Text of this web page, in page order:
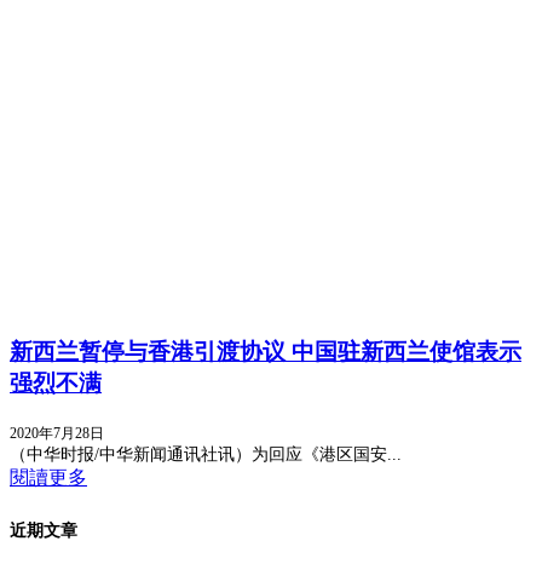
新西兰暂停与香港引渡协议 中国驻新西兰使馆表示
强烈不满
2020年7月28日
（中华时报/中华新闻通讯社讯）为回应《港区国安...
閱讀更多
近期文章